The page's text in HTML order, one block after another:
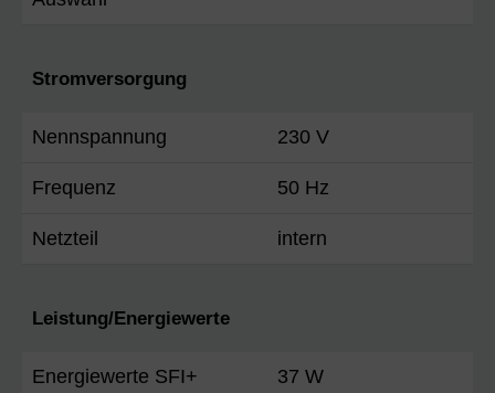
Stromversorgung
Nennspannung 230 V
Frequenz 50 Hz
Netzteil intern
Leistung/Energiewerte
Energiewerte SFI+
37 W